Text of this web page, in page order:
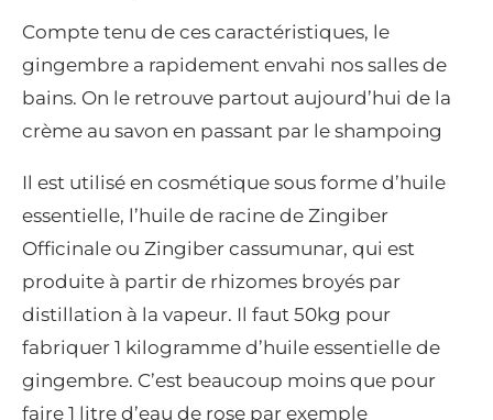
Compte tenu de ces caractéristiques, le
gingembre a rapidement envahi nos salles de
bains. On le retrouve partout aujourd’hui de la
crème au savon en passant par le shampoing
Il est utilisé en cosmétique sous forme d’huile
essentielle, l’huile de racine de Zingiber
Officinale ou Zingiber cassumunar, qui est
produite à partir de rhizomes broyés par
distillation à la vapeur. Il faut 50kg pour
fabriquer 1 kilogramme d’huile essentielle de
gingembre. C’est beaucoup moins que pour
faire 1 litre d’eau de rose par exemple